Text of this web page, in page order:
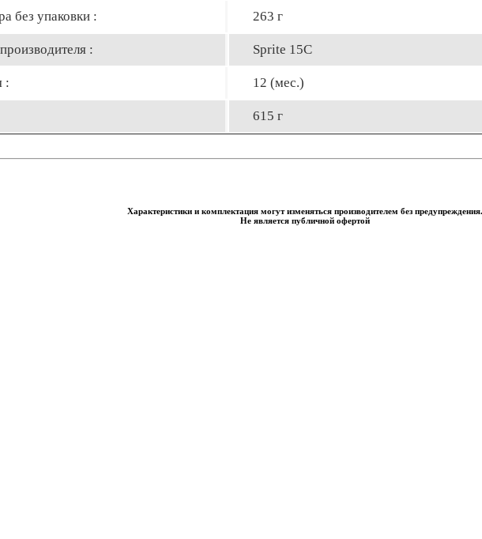
без упаковки : 263 г
: Sprite 15C
: 12 (мес.)
615 г
Характеристики и комплектация могут изменяться производителем без предупреждения.
Не является публичной офертой